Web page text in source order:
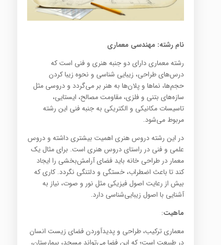
نام رشته: مهندسی معماری
رشته معماری دارای دو جنبه هنری و فنی است که
درس‌های طراحی، زیبایی شناسی و نحوه زیبا کردن
حجم‌ها، نماها و پلان‌ها به هنر بر می‌گردد و دروسی مثل
سازه‌های بتنی و فلزی، مقاومت مصالح، ایستایی،
تاسیسات مکانیکی و الکتریکی به جنبه‌ فنی این رشته
مربوط می‌شود.
در این رشته دروس هنری اهمیت بیشتری داشته و دروس
علمی و فنی در راستای دروس هنری است. برای مثال یک
معمار در طراحی خانه باید فضای آرامش‌بخشی را ایجاد
کند تا باعث اضطراب، خستگی و دلتنگی نگردد. کاری که
بیش از رعایت اصول فیزیکی مثل نور و صوت، نیاز به
آشنایی با اصول زیبایی‌شناسی دارد.
ماهیت:
معماری ترکیب، طراحی و پدیدآوردن فضای زیست انسان
در طبیعت است؛ که این فضا می‌تواند مسجد، بیمارستان،